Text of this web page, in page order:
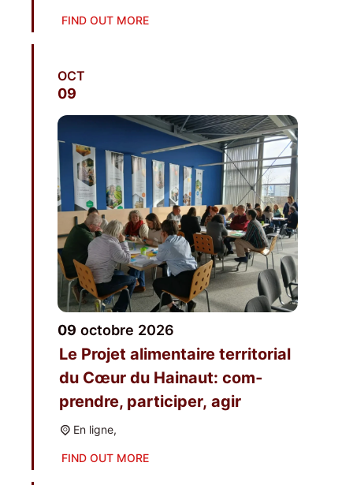
FIND OUT MORE
OCT
09
09 octobre 2026
Le Pro­jet ali­men­taire ter­ri­to­rial
du Cœur du Hai­naut: com­
prendre, par­ti­ci­per, agir
En ligne,
FIND OUT MORE